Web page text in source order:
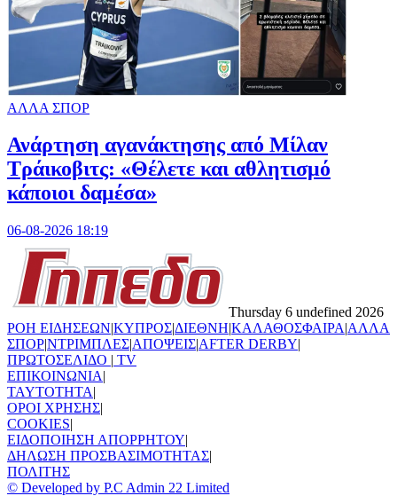
ΑΛΛΑ ΣΠΟΡ
Ανάρτηση αγανάκτησης από Μίλαν
Τράικοβιτς: «Θέλετε και αθλητισμό
κάποιοι δαμέσα»
06-08-2026 18:19
Thursday 6 undefined 2026
ΡΟΗ ΕΙΔΗΣΕΩΝ|ΚΥΠΡΟΣ|ΔΙΕΘΝΗ|ΚΑΛΑΘΟΣΦΑΙΡΑ|ΑΛΛΑ
ΣΠΟΡ|ΝΤΡΙΜΠΛΕΣ|ΑΠΟΨΕΙΣ|AFTER DERBY|
ΠΡΩΤΟΣΕΛΙΔΟ | TV
ΕΠΙΚΟΙΝΩΝΙΑ|
TAYTOTHTA|
ΟΡΟΙ ΧΡΗΣΗΣ|
COOKIES|
ΕΙΔΟΠΟΙΗΣΗ ΑΠΟΡΡΗΤΟΥ|
ΔΗΛΩΣΗ ΠΡΟΣΒΑΣΙΜΟΤΗΤΑΣ|
ΠΟΛΙΤΗΣ
© Developed by P.C Admin 22 Limited